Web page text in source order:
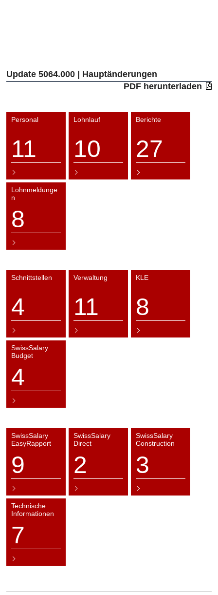
Update 5064.000 | Hauptänderungen
PDF herunterladen
Personal
11
Lohnlauf
10
Berichte
27
Lohnmeldunge
n
8
Schnittstellen
4
Verwaltung
11
KLE
8
SwissSalary
Budget
4
SwissSalary
EasyRapport
9
SwissSalary
Direct
2
SwissSalary
Construction
3
Technische
Informationen
7